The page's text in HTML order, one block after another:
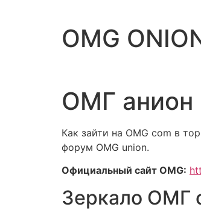
OMG
ОМГ анион
Как зайти на OMG com в
форум OMG union.
Официальный сайт OMG:
Зеркало ОМГ